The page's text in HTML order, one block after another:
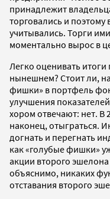
принадлежит
торговались и поэтому
учитывались. Торги
моментально вырос в
Легко оценивать
нынешнем? Стоит ли,
фишки» в портфель
улучшения
хором отвечают: нет. В
наконец, отыграться.
догнать и перегнать
как «голубые фишки»
акции второго
объяснимо, никаких
отставания второго